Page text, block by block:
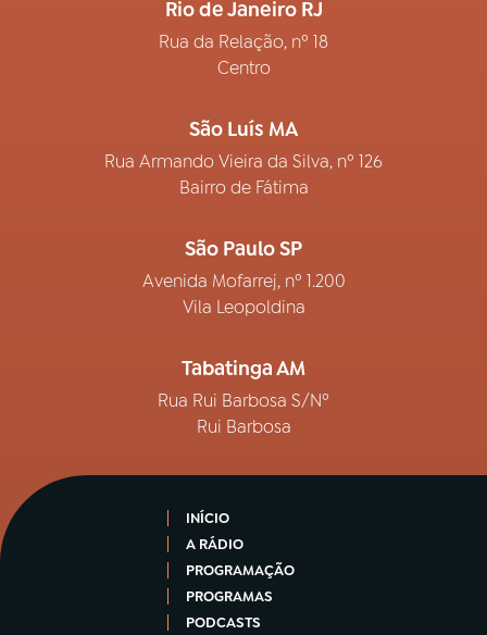
Rio de Janeiro RJ
Rua da Relação, nº 18
Centro
São Luís MA
Rua Armando Vieira da Silva, nº 126
Bairro de Fátima
São Paulo SP
Avenida Mofarrej, nº 1.200
Vila Leopoldina
Tabatinga AM
Rua Rui Barbosa S/Nº
Rui Barbosa
INÍCIO
A RÁDIO
PROGRAMAÇÃO
PROGRAMAS
PODCASTS